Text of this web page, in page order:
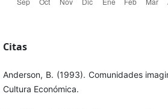
Citas
Anderson, B. (1993). Comunidades
Cultura Económica.